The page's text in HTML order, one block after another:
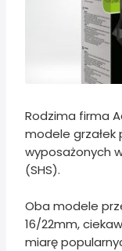
Rodzima firma
modele grzałek
wyposażonych
(SHS).
Oba modele
16/22mm,
miarę